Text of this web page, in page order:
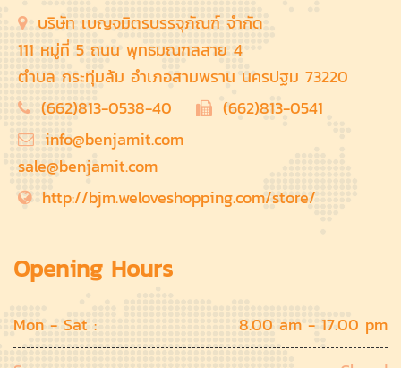
บริษัท เบญจมิตรบรรจุภัณฑ์ จำกัด
111 หมู่ที่ 5 ถนน พุทธมณฑลสาย 4
ตำบล กระทุ่มล้ม อำเภอสามพราน นครปฐม 73220
(662)813-0538-40
(662)813-0541
info@benjamit.com
sale@benjamit.com
http://bjm.weloveshopping.com/store/
Opening Hours
Mon - Sat :
8.00 am - 17.00 pm